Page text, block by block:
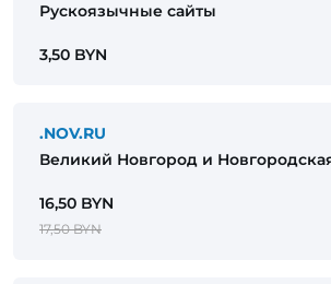
Рускоязычные сайты
3,50 BYN
.NOV.RU
Великий Новгород и
16,50 BYN
17,50 BYN